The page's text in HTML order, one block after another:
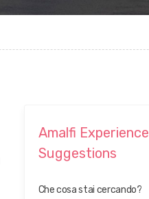
Amalfi Experience
Suggestions
Che cosa stai cercando?